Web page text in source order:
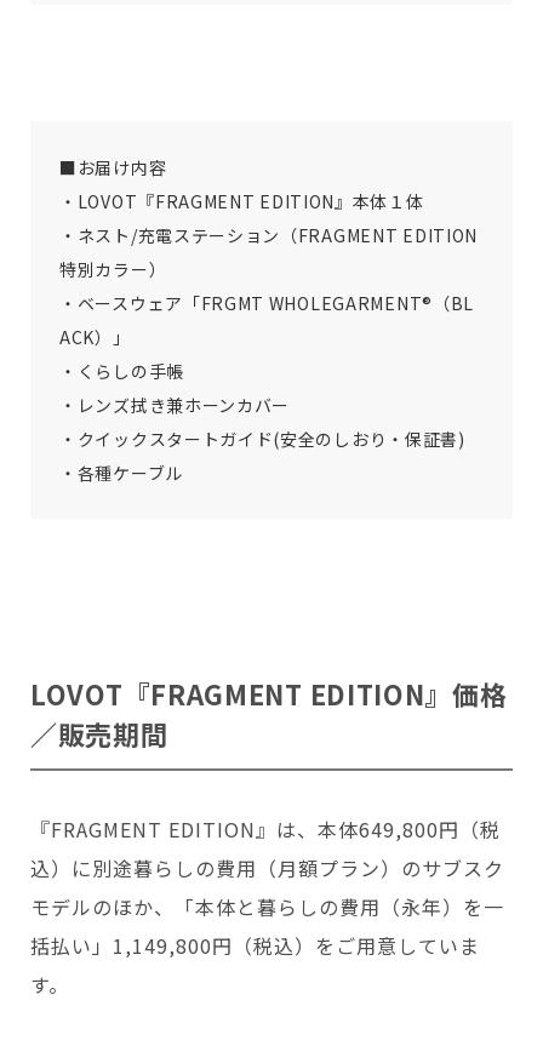
■お届け内容
・LOVOT『FRAGMENT EDITION』本体１体
・ネスト/充電ステーション（FRAGMENT EDITION
特別カラー）
・ベースウェア「FRGMT WHOLEGARMENT®（BL
ACK）」
・くらしの手帳
・レンズ拭き兼ホーンカバー
・クイックスタートガイド(安全のしおり・保証書)
・各種ケーブル
LOVOT『FRAGMENT EDITION』価格
／販売期間
『FRAGMENT EDITION』は、本体649,800円（税
込）に別途暮らしの費用（月額プラン）のサブスク
モデルのほか、「本体と暮らしの費用（永年）を一
括払い」1,149,800円（税込）をご用意していま
す。